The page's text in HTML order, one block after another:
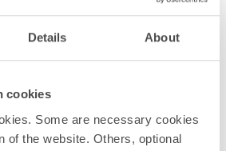
Details About
cookies
Some are necessary cookies
of the website. Others, optional